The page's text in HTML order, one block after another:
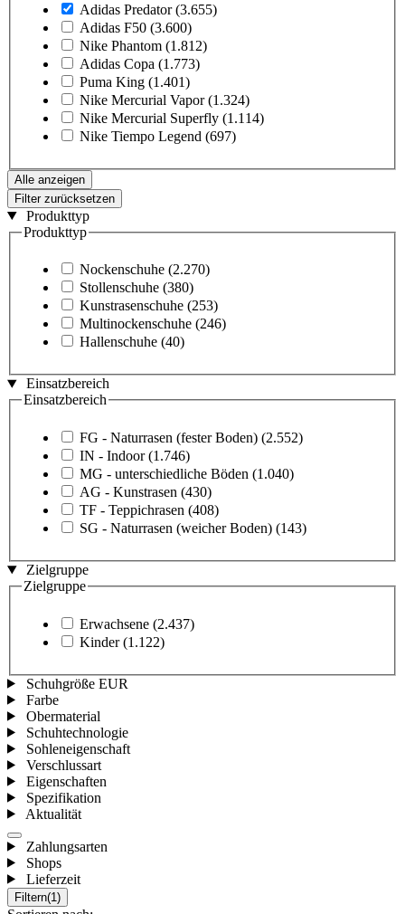
Adidas Predator (3.655)
Adidas F50 (3.600)
Nike Phantom (1.812)
Adidas Copa (1.773)
Puma King (1.401)
Nike Mercurial Vapor (1.324)
Nike Mercurial Superfly (1.114)
Nike Tiempo Legend (697)
Alle anzeigen
Filter zurücksetzen
Produkttyp
Produkttyp
Nockenschuhe (2.270)
Stollenschuhe (380)
Kunstrasenschuhe (253)
Multinockenschuhe (246)
Hallenschuhe (40)
Einsatzbereich
Einsatzbereich
FG - Naturrasen (fester Boden) (2.552)
IN - Indoor (1.746)
MG - unterschiedliche Böden (1.040)
AG - Kunstrasen (430)
TF - Teppichrasen (408)
SG - Naturrasen (weicher Boden) (143)
Zielgruppe
Zielgruppe
Erwachsene (2.437)
Kinder (1.122)
Schuhgröße EUR
Farbe
Obermaterial
Schuhtechnologie
Sohleneigenschaft
Verschlussart
Eigenschaften
Spezifikation
Aktualität
Zahlungsarten
Shops
Lieferzeit
Filtern(1)